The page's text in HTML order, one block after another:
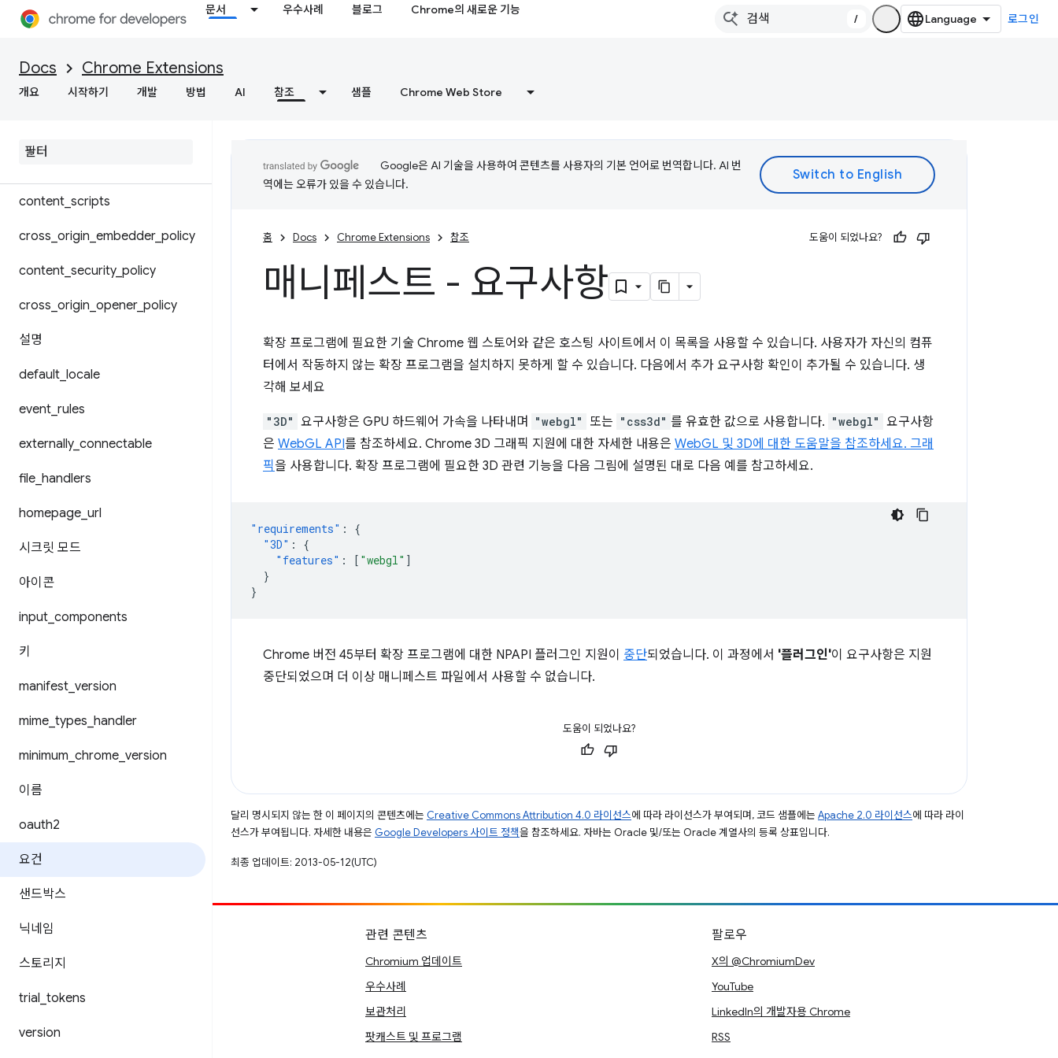
문서 우수사례 블로그 Chrome의 새로운 기능
/ 로그인
Docs Chrome Extensions
개요 시작하기 개발 방법 AI 참조 샘플 Chrome Web Store
공유 모듈
content scripts
cross origin embedder_ policy
content security_ policy
cross origin opener_ policy
설명
default locale
event rules
externally_ connectable
file handlers
homepage url
시크릿 모드
아이콘
input components
키
manifest version
mime types handler
minimum chrome version
이름
oauth2
요건
샌드박스
닉네임
스토리지
trial tokens
version
Google은 AI 기술을 사용하여 콘텐츠를 사용자의 기본 언어로 번역합니다. AI 번
역에는 오류가 있을 수 있습니다.
홈 Docs Chrome Extensions 참조 도움이 되었나요?
매니페스트 - 요구사항
확장 프로그램에 필요한 기술 Chrome 웹 스토어와 같은 호스팅 사이트에서 이 목록을 사용할 수 있습니다. 사용자가 자신의 컴퓨
터에서 작동하지 않는 확장 프로그램을 설치하지 못하게 할 수 있습니다. 다음에서 추가 요구사항 확인이 추가될 수 있습니다. 생
각해 보세요
"3D" 요구사항은 GPU 하드웨어 가속을 나타내며 "webgl" 또는 "css3d" 를 유효한 값으로 사용합니다. "webgl" 요구사항
은 WebGL API를 참조하세요. Chrome 3D 그래픽 지원에 대한 자세한 내용은 WebGL 및 3D에 대한 도움말을 참조하세요. 그래
픽 을 사용합니다. 확장 프로그램에 필요한 3D 관련 기능을 다음 그림에 설명된 대로 다음 예를 참고하세요.
"requirements" :
{
"3D" :
{
"features" : [ "webgl" ]
}
}
Chrome 버전 45부터 확장 프로그램에 대한 NPAPI 플러그인 지원이 중단되었습니다. 이 과정에서 '플러그인'이 요구사항은 지원
중단되었으며 더 이상 매니페스트 파일에서 사용할 수 없습니다.
도움이 되었나요?
달리 명시되지 않는 한 이 페이지의 콘텐츠에는 Creative Commons Attribution 4.0 라이선스에 따라 라이선스가 부여되며, 코드 샘플에는 Apache 2.0 라이선스에 따라 라이
선스가 부여됩니다. 자세한 내용은 Google Developers 사이트 정책을 참조하세요. 자바는 Oracle 및/또는 Oracle 계열사의 등록 상표입니다.
최종 업데이트: 2013-05-12(UTC)
참여
버그 신고
관련 콘텐츠
Chromium 업데이트
우수사례
보관처리
팟캐스트 및 프로그램
팔로우
X의 @ChromiumDev
YouTube
LinkedIn의 개발자용 Chrome
RSS